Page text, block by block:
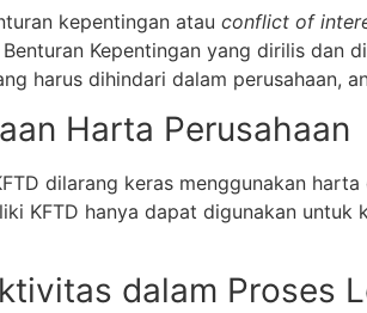
kepentingan atau conflict of
Benturan Kepentingan yang dirilis
harus dihindari dalam perusahaan,
Harta Perusahaan
dilarang keras menggunakan
KFTD hanya dapat digunakan
dalam Proses